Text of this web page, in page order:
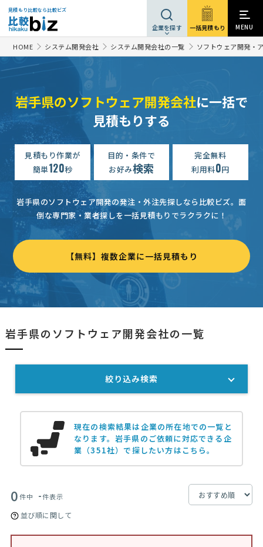
見積もり比較なら比較ビズ
企業を探す 一括見積もり MENU
HOME システム開発会社 システム開発会社の一覧 ソフトウェア開発・
岩手県のソフトウェア開発会社に一括で
見積もりする
見積もり作業が
簡単120秒
目的・条件で
お好み検索
完全無料
利用料0円
岩手県のソフトウェア開発の発注・外注先探しなら比較ビズ。 面
倒な専門家・業者探しを一括見積もりでラクラクに！
【無料】複数企業に一括見積もり
岩手県のソフトウェア開発会社の一覧
現在の検索結果は企業の所在地での一覧と
なります。岩手県のご依頼に対応できる企
業（351社）で探したい方はこちら。
0件中 -件表示
並び順に関して
絞り込み検索